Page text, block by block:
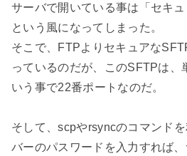
サーバで開いている事は「セキュ
という風になってしまった。
そこで、FTPよりセキュアな
っているのだが、このSFTPは、
いう事で22番ポートなのだ。
そして、scpやrsyncのコマンド
バーのパスワードを入力すれば